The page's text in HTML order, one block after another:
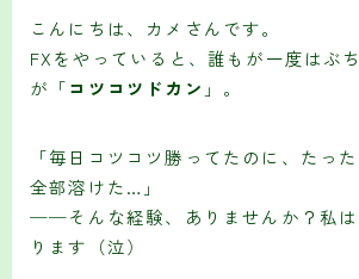
こんにちは、カメさんです。
FXをやっていると、誰もが一度はぶ
が「コツコツドカン 」。
「毎日コツコツ勝ってたのに、たっ
全部溶けた…」
──そんな経験、ありませんか？私は
ります（泣）